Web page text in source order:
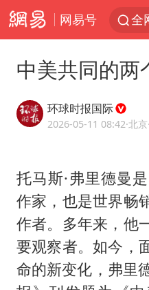
网易号 全
中美共同的两
环球时报国际
2026-05-11 08:42·北京
托马斯·弗里德曼
作家，也是世界畅
作者。多年来，他
要观察者。如今，
命的新变化，弗里